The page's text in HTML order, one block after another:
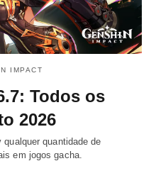
IMPACT
Todos os
2026
quantidade de
em jogos gacha.